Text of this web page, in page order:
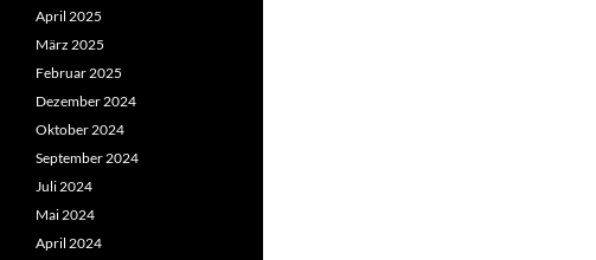
April 2025
März 2025
Februar 2025
Dezember 2024
Oktober 2024
September 2024
Juli 2024
Mai 2024
April 2024